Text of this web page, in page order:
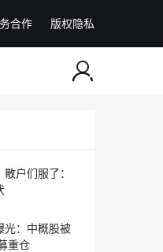
合作 版权隐私
户们服了：
光：中概股被
重仓